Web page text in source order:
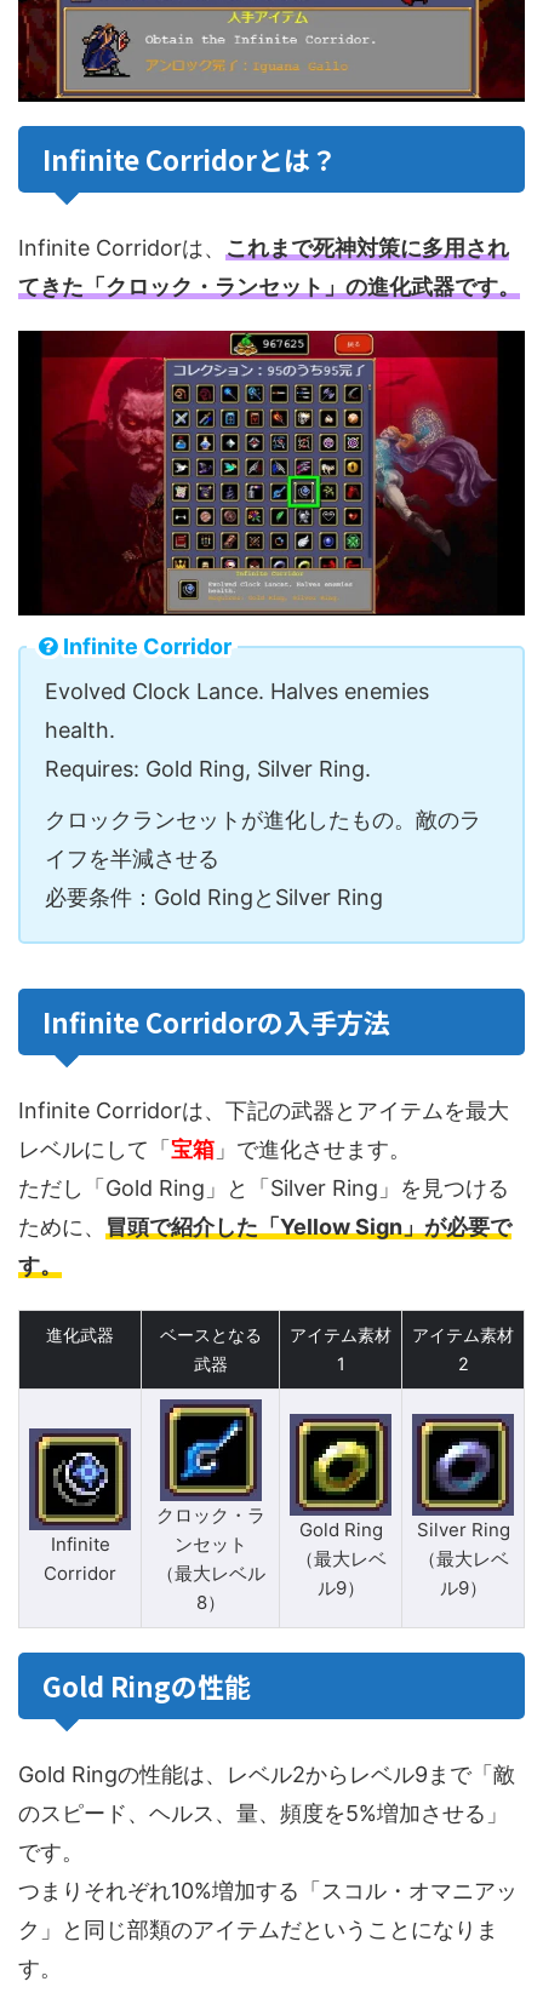
Infinite Corridorとは？
Infinite Corridorは、 これまで死神対策に多用され
てきた「クロック・ランセット」の進化武器です。
Infinite Corridor
Evolved Clock Lance. Halves enemies
health.
Requires: Gold Ring, Silver Ring.
クロックランセットが進化したもの。敵のラ
イフを半減させる
必要条件：Gold RingとSilver Ring
Infinite Corridorの入手方法
Infinite Corridorは、下記の武器とアイテムを最大
レベルにして「 宝箱 」で進化させます。
ただし「Gold Ring」と「Silver Ring」を見つける
ために、 冒頭で紹介した「Yellow Sign」が必要で
す。
進化武器
ベースとなる
武器
アイテム素材
1
アイテム素材
2
Infinite
Corridor
クロック・ラ
ンセット
（最大レベル
8）
Gold Ring
（最大レベ
ル9）
Silver Ring
（最大レベ
ル9）
Gold Ringの性能
Gold Ringの性能は、レベル2からレベル9まで「敵
のスピード、ヘルス、量、頻度を5%増加させる」
です。
つまりそれぞれ10%増加する「スコル・オマニアッ
ク」と同じ部類のアイテムだということになりま
す。